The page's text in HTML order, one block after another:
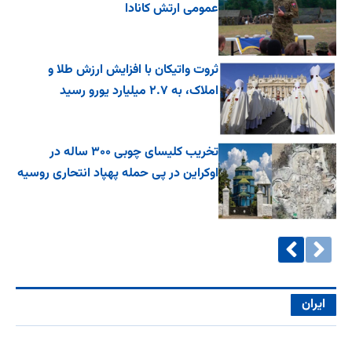
عمومی ارتش کانادا
ثروت واتیکان با افزایش ارزش طلا و
املاک، به ۲.۷ میلیارد یورو رسید
تخریب کلیسای چوبی ۳۰۰ ساله در
اوکراین در پی حمله پهپاد انتحاری روسیه
ایران